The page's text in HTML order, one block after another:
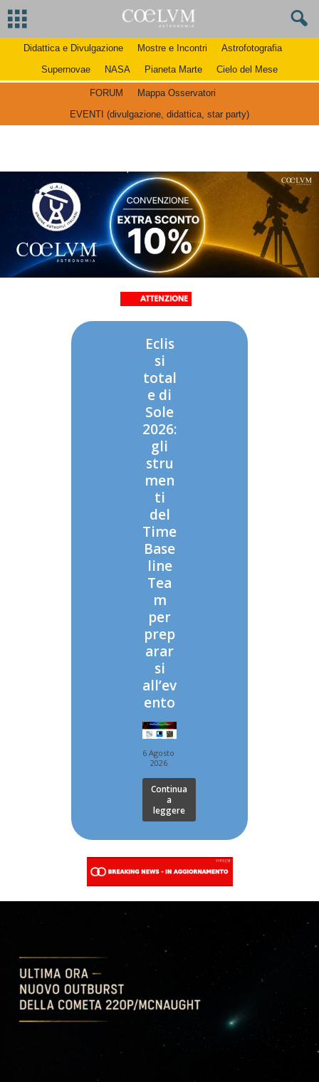
Didattica e Divulgazione Mostre e Incontri
Astrofotografia
Supernovae
NASA Pianeta Marte Cielo del Mese
FORUM
Mappa Osservatori
EVENTI (divulgazione, didattica, star party)
Eclis
si
total
e di
Sole
2026:
gli
stru
men
ti
del
Time
Base
line
Tea
m
per
prep
arar
si
all’ev
ento
6 Agosto
2026
Continua
a
leggere